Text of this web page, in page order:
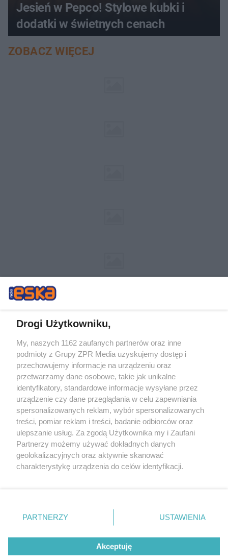
Jesień w Pepco! Stylowe kubki i
dodatki w świetnych cenach
ZOBACZ WIĘCEJ
Żaden utwór zamieszczony w serwisie nie może być powielany i
rozpowszechniany lub dalej rozpowszechniany w jakikolwiek sposób (w
tym także elektroniczny lub mechaniczny) na jakimkolwiek polu
eksploatacji w jakiejkolwiek formie, włącznie z umieszczaniem w
Internecie bez pisemnej zgody właściciela praw. Jakiekolwiek użycie lub
wykorzystanie utworów w całości lub w części z naruszeniem prawa,
tzn. bez właściwej zgody, jest zabronione pod groźbą kary i może być
ścigane prawnie.
© 2026 Grupa ZPR Media
Drogi Użytkowniku,
My, naszych 1162 zaufanych partnerów oraz inne
podmioty z Grupy ZPR Media uzyskujemy dostęp i
przechowujemy informacje na urządzeniu oraz
przetwarzamy dane osobowe, takie jak unikalne
identyfikatory, standardowe informacje wysyłane przez
urządzenie czy dane przeglądania w celu zapewniania
spersonalizowanych reklam, wybór spersonalizowanych
treści, pomiar reklam i treści, badanie odbiorców oraz
ulepszanie usług. Za zgodą Użytkownika my i Zaufani
Partnerzy możemy używać dokładnych danych
geolokalizacyjnych oraz aktywnie skanować
charakterystykę urządzenia do celów identyfikacji.
zmienić/wycofać klikając przycisk ustawień prywatności
znajdujący się w lewym dolnym rogu strony
rodzaje przetwarzania danych nie wymagają zgody
użytkownika, ale masz prawo sprzeciwić się takiemu
przetwarzaniu. Preferencje będą miały zastosowanie tylko
PARTNERZY USTAWIENIA
Akceptuję